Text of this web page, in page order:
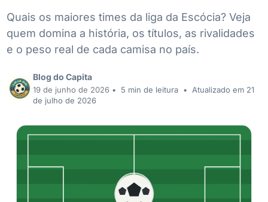
Quais os maiores times da liga da Escócia? Veja
quem domina a história, os títulos, as rivalidades
e o peso real de cada camisa no país.
Blog do Capita
19 de junho de 2026 • 5 min de leitura •
Atualizado em 21
de julho de 2026